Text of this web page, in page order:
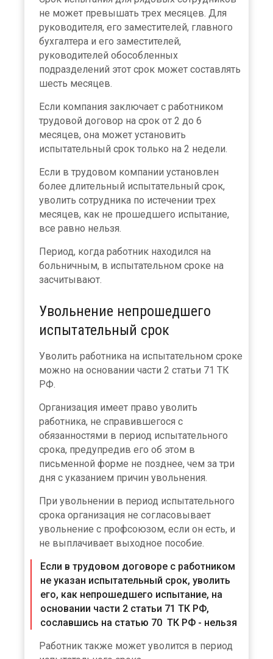
не может превышать трех месяцев. Для
руководителя, его заместителей, главного
бухгалтера и его заместителей,
руководителей обособленных
подразделений этот срок может составлять
шесть месяцев.
Если компания заключает с работником
трудовой договор на срок от 2 до 6
месяцев, она может установить
испытательный срок только на 2 недели.
Если в трудовом компании установлен
более длительный испытательный срок,
уволить сотрудника по истечении трех
месяцев, как не прошедшего испытание,
все равно нельзя.
Период, когда работник находился на
больничным, в испытательном сроке на
засчитывают.
Увольнение непрошедшего
испытательный срок
Уволить работника на испытательном сроке
можно на основании части 2 статьи 71 ТК
РФ.
Организация имеет право уволить
работника, не справившегося с
обязанностями в период испытательного
срока, предупредив его об этом в
письменной форме не позднее, чем за три
дня с указанием причин увольнения.
При увольнении в период испытательного
срока организация не согласовывает
увольнение с профсоюзом, если он есть, и
не выплачивает выходное пособие.
Если в трудовом договоре с работником
не указан испытательный срок, уволить
его, как непрошедшего испытание, на
основании части 2 статьи 71 ТК РФ,
сославшись на статью 70 ТК РФ - нельзя
Работник также может уволится в период